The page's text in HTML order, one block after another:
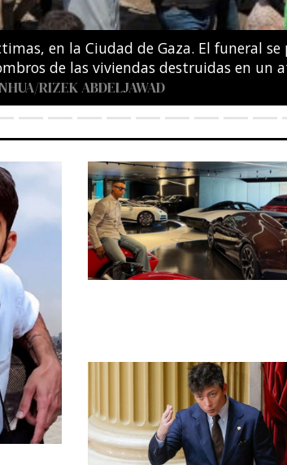
e Iris Tío Casas compiten en la final de
de Saint-Denis, en las afueras